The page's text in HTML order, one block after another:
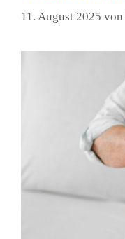
11. August 2025 von